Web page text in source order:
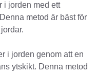
i jorden med ett
metod är bäst för
i jorden genom att en
ytskikt. Denna metod